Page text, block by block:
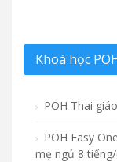
Khoá học
POH Thai
POH Easy
mẹ ngủ 8